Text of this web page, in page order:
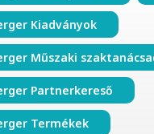
Kiadványok
Műszaki
Partnerkereső
Termékek